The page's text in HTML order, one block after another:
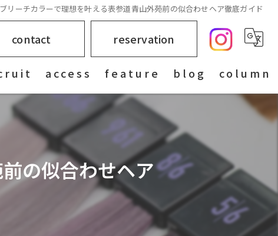
ブリーチカラーで理想を叶える表参道青山外苑前の似合わせヘア徹底ガイド
contact reservation
access feature
女性
カラー
髪質
ブリーチ
レイヤーカット
blog column
の似合わせヘア